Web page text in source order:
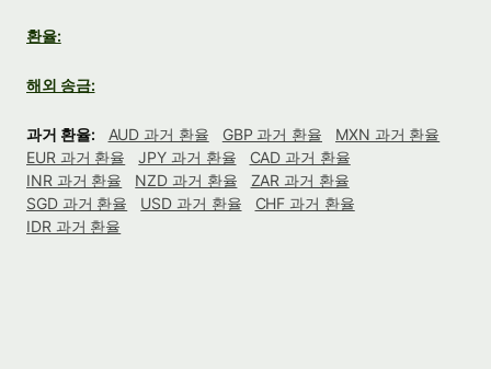
환율:
해외 송금:
과거 환율: AUD 과거 환율 GBP 과거 환율
MXN 과거 환율
EUR 과거 환율
JPY 과거 환율
CAD 과거 환율
INR 과거 환율
NZD 과거 환율
ZAR 과거 환율
SGD 과거 환율
USD 과거 환율
CHF 과거 환율
IDR 과거 환율